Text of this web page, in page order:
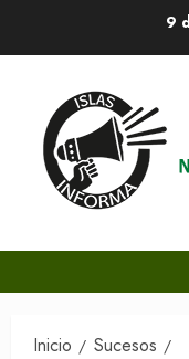
9
Inicio
Sucesos